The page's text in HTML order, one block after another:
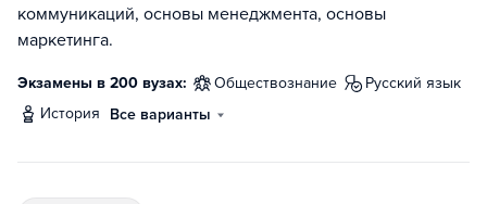
коммуникаций, основы менеджмента, основы
маркетинга.
Экзамены в 200 вузах: обществознание
русский язык
история
Все варианты